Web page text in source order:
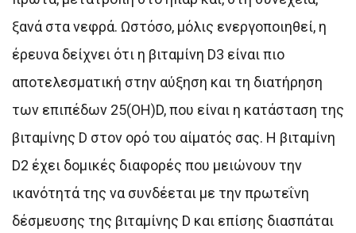
ξανά στα νεφρά. Ωστόσο, μόλις ενεργοποιηθεί, η
έρευνα δείχνει ότι η βιταμίνη D3 είναι πιο
αποτελεσματική στην αύξηση και τη διατήρηση
των επιπέδων 25(OH)D, που είναι η κατάσταση της
βιταμίνης D στον ορό του αίματός σας. Η βιταμίνη
D2 έχει δομικές διαφορές που μειώνουν την
ικανότητά της να συνδέεται με την πρωτεΐνη
δέσμευσης της βιταμίνης D και επίσης διασπάται